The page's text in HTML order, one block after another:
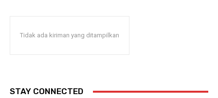
Tidak ada kiriman yang ditampilkan
STAY CONNECTED